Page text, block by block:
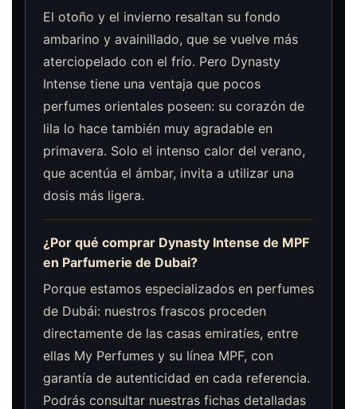
El otoño y el invierno resaltan su fondo
ambarino y avainillado, que se vuelve más
aterciopelado con el frío. Pero Dynasty
Intense tiene una ventaja que pocos
perfumes orientales poseen: su corazón de
lila lo hace también muy agradable en
primavera. Solo el intenso calor del verano,
que acentúa el ámbar, invita a utilizar una
dosis más ligera.
¿Por qué comprar Dynasty Intense de MPF
en Parfumerie de Dubai?
Porque estamos especializados en perfumes
de Dubái: nuestros frascos proceden
directamente de las casas emiratíes, entre
ellas My Perfumes y su línea MPF, con
garantía de autenticidad en cada referencia.
Podrás consultar nuestras fichas detalladas